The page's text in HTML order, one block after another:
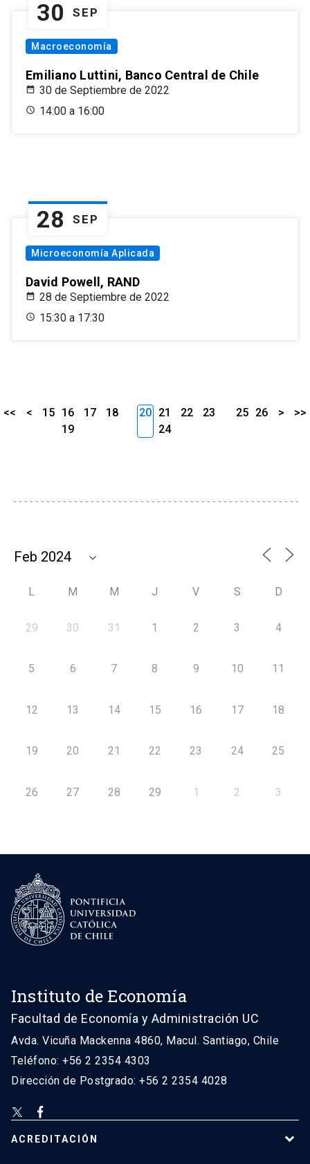
30 SEP
Macroeconomía
Emiliano Luttini, Banco Central de Chile
30 de Septiembre de 2022
14:00 a 16:00
28 SEP
Microeconomía Aplicada
David Powell, RAND
28 de Septiembre de 2022
15:30 a 17:30
<< < 15 16 17
18
19
20 21 22
23
24
25 26 > >>
L M M J V S D
29 30 31 1 2 3 4
5 6 7 8 9 10 11
12 13 14 15 16 17 18
19 20 21 22 23 24 25
26 27 28 29 1 2 3
Instituto de Economía
Facultad de Economía y Administración UC
Avda. Vicuña Mackenna 4860, Macul. Santiago, Chile
Teléfono: +56 2 2354 4303
Dirección de Postgrado: +56 2 2354 4028
ACREDITACIÓN